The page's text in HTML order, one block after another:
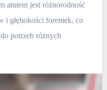
atutem jest różnorodność
i głębokości foremek, co
potrzeb różnych